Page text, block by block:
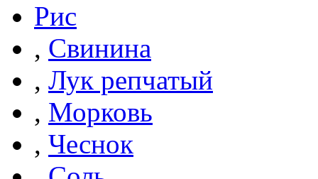
Рис
, Свинина
, Лук репчатый
, Морковь
, Чеснок